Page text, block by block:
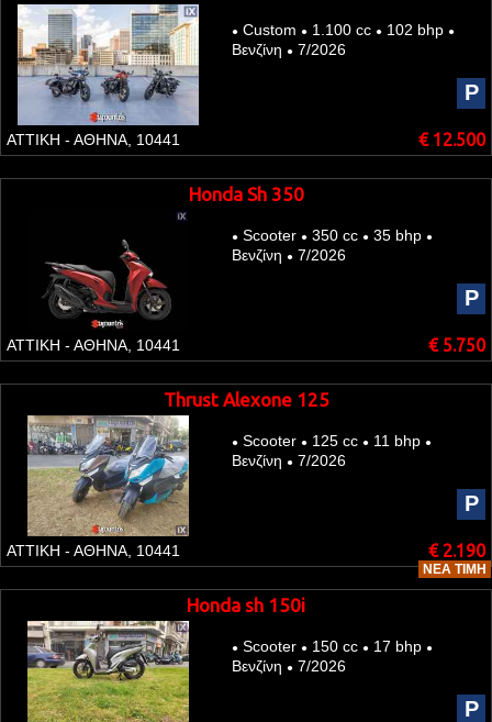
● Custom ● 1.100 cc ● 102 bhp ●
Βενζίνη ● 7/2026
P
ΑΤΤΙΚΗ - ΑΘΗΝΑ, 10441 € 12.500
Honda Sh 350
● Scooter ● 350 cc ● 35 bhp ●
Βενζίνη ● 7/2026
P
ΑΤΤΙΚΗ - ΑΘΗΝΑ, 10441 € 5.750
ΝΈΑ ΤΙΜΉ
Thrust Alexone 125
● Scooter ● 125 cc ● 11 bhp ●
Βενζίνη ● 7/2026
P
ΑΤΤΙΚΗ - ΑΘΗΝΑ, 10441 € 2.190
Honda sh 150i
● Scooter ● 150 cc ● 17 bhp ●
Βενζίνη ● 7/2026
P